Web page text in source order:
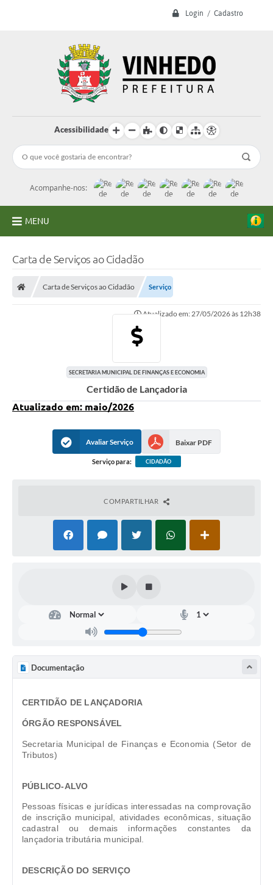
Login / Cadastro
Acessibilidade
Acompanhe-nos:
MENU
Concursos e Processos Seletivos
Inclusão e Acessibilidade
Tributos Online
Sistema de Protocolo
Fala.BR
Contratos
Carta de Serviços
Galeria de Vídeos
Carta de Serviços ao Cidadão
Carta de Serviços ao Cidadão Serviço
Atualizado em: 27/05/2026 às 12h38
SECRETARIA MUNICIPAL DE FINANÇAS E ECONOMIA
Certidão de Lançadoria
Atualizado em: maio/2026
Avaliar Serviço Baixar PDF
Serviço para: CIDADÃO
COMPARTILHAR
Documentação
CERTIDÃO DE LANÇADORIA
ÓRGÃO RESPONSÁVEL
Secretaria Municipal de Finanças e Economia (Setor de
Tributos)
PÚBLICO-ALVO
Pessoas físicas e jurídicas interessadas na comprovação
de inscrição municipal, atividades econômicas, situação
cadastral ou demais informações constantes da
lançadoria tributária municipal.
DESCRIÇÃO DO SERVIÇO